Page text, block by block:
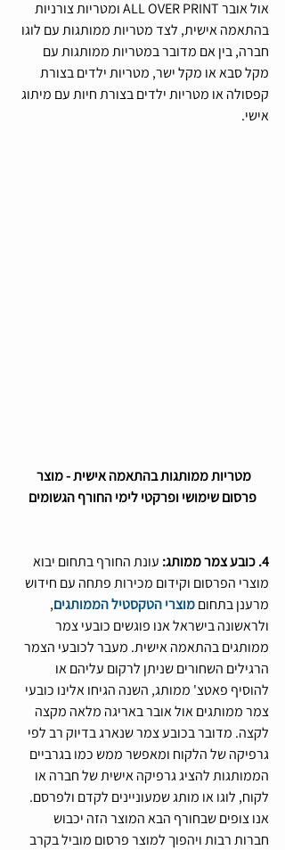
אול אובר ALL OVER PRINT ומטריות צורניות
בהתאמה אישית, לצד מטריות ממותגות עם לוגו
חברה, בין אם מדובר במטריות ממותגות עם
מקל סבא או מקל ישר, מטריות ילדים בצורת
קפסולה או מטריות ילדים בצורת חיות עם מיתוג
אישי.
מטריות ממותגות בהתאמה אישית - מוצר
פרסום שימושי ופרקטי לימי החורף הגשומים
4. כובע צמר ממותג:
עונת החורף בתחום יבוא
מוצרי הפרסום וקידום מכירות פתחה עם חידוש
מרענן בתחום מוצרי הטקסטיל הממותגים,
ולראשונה בישראל אנו פוגשים כובעי צמר
ממותגים בהתאמה אישית. מעבר לכובעי הצמר
הרגילים השחורים שניתן לרקום עליהם או
להוסיף פאטצ' ממותג, השנה הגיחו אלינו כובעי
צמר ממותגים אול אובר באריגה מלאה מקצה
לקצה. מדובר בכובע צמר שנארג בדיוק רב לפי
גרפיקה של הלקוח ומאפשר ממש כמו בגרביים
הממותגות להציג גרפיקה אישית של חברה או
לקוח, לוגו או מותג שמעוניינים לקדם ולפרסם.
אנו צופים שבחורף הבא המוצר הזה יכבוש
חברות רבות ויהפוך למוצר פרסום מוביל בקרב